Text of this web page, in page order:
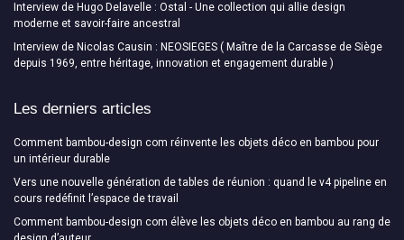
Interview de Hugo Delavelle : Ostal - Une collection qui allie design
moderne et savoir-faire ancestral
Interview de Nicolas Causin : NEOSIEGES ( Maître de la Carcasse de Siège
depuis 1969, entre héritage, innovation et engagement durable )
Les derniers articles
Comment bambou-design com réinvente les objets déco en bambou pour
un intérieur durable
Vers une nouvelle génération de tables de réunion : quand le v4 pipeline en
cours redéfinit l’espace de travail
Comment bambou-design com élève les objets déco en bambou au rang de